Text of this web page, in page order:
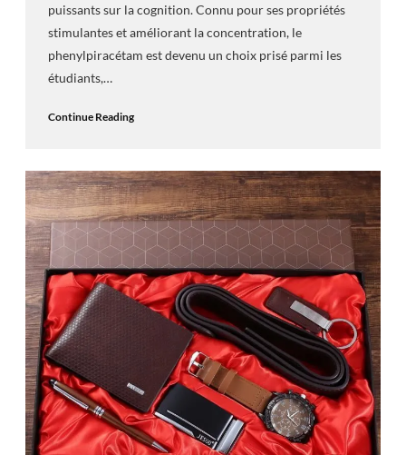
puissants sur la cognition. Connu pour ses propriétés
stimulantes et améliorant la concentration, le
phenylpiracétam est devenu un choix prisé parmi les
étudiants,…
Continue Reading